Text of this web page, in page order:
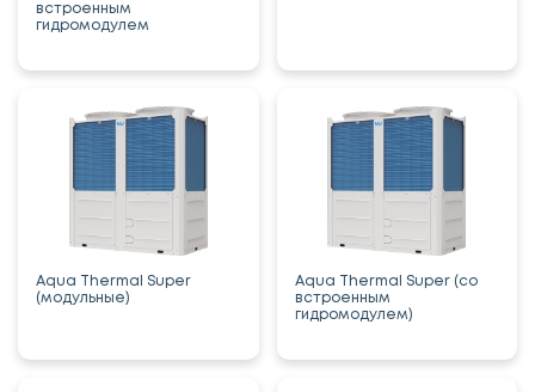
встроенным
гидромодулем
Aqua Thermal Super
(модульные)
Aqua Thermal Super (со
встроенным
гидромодулем)